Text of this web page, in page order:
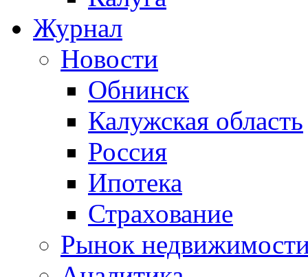
Журнал
Новости
Обнинск
Калужская область
Россия
Ипотека
Страхование
Рынок